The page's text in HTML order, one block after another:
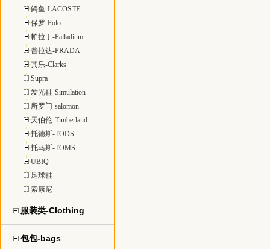
鳄鱼-LACOSTE
保罗-Polo
帕拉丁-Palladium
普拉达-PRADA
其乐-Clarks
Supra
发光鞋-Simulation
所罗门-salomon
天伯伦-Timberland
托德斯-TODS
托马斯-TOMS
UBIQ
足球鞋
索康尼
服装类-Clothing
包包-bags